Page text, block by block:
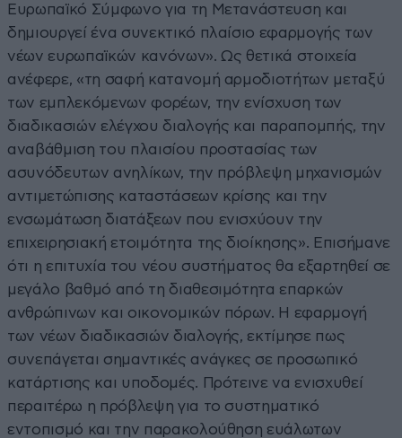
Ευρωπαϊκό Σύμφωνο για τη Μετανάστευση και
δημιουργεί ένα συνεκτικό πλαίσιο εφαρμογής των
νέων ευρωπαϊκών κανόνων». Ως θετικά στοιχεία
ανέφερε, «τη σαφή κατανομή αρμοδιοτήτων μεταξύ
των εμπλεκόμενων φορέων, την ενίσχυση των
διαδικασιών ελέγχου διαλογής και παραπομπής, την
αναβάθμιση του πλαισίου προστασίας των
ασυνόδευτων ανηλίκων, την πρόβλεψη μηχανισμών
αντιμετώπισης καταστάσεων κρίσης και την
ενσωμάτωση διατάξεων που ενισχύουν την
επιχειρησιακή ετοιμότητα της διοίκησης». Επισήμανε
ότι η επιτυχία του νέου συστήματος θα εξαρτηθεί σε
μεγάλο βαθμό από τη διαθεσιμότητα επαρκών
ανθρώπινων και οικονομικών πόρων. Η εφαρμογή
των νέων διαδικασιών διαλογής, εκτίμησε πως
συνεπάγεται σημαντικές ανάγκες σε προσωπικό
κατάρτισης και υποδομές. Πρότεινε να ενισχυθεί
περαιτέρω η πρόβλεψη για το συστηματικό
εντοπισμό και την παρακολούθηση ευάλωτων